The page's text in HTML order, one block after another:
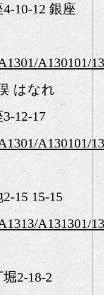
10-12 銀座
A130101/
はなれ
12-17
A130101/
15 15-15
A131301/
2-18-2